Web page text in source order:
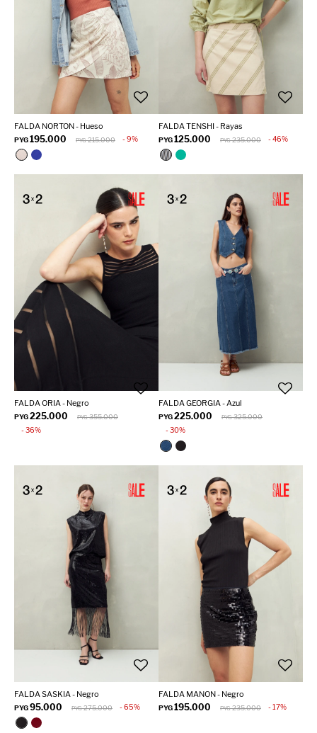
FALDA NORTON - Hueso
PYG195.000 PYG 215.000 9
FALDA TENSHI - Rayas
PYG125.000 PYG 235.000 46
FALDA ORIA - Negro
PYG225.000 PYG 355.000
36
FALDA GEORGIA - Azul
PYG225.000 PYG 325.000
30
FALDA SASKIA - Negro
PYG95.000 PYG 275.000 65
FALDA MANON - Negro
PYG195.000 PYG 235.000 17